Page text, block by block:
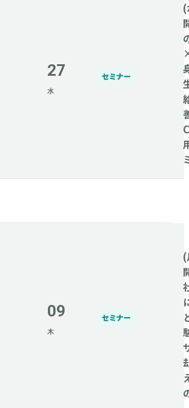
27
水
セミナー
09
木
セミナー